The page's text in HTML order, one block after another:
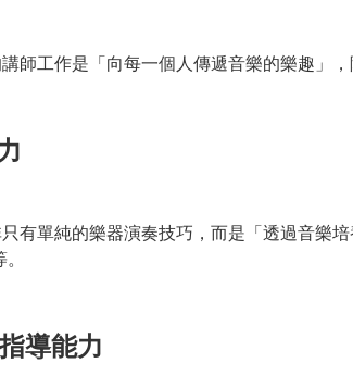
師工作是「向每一個人傳遞音樂的樂趣」
有單純的樂器演奏技巧，而是「透過音樂
導能力